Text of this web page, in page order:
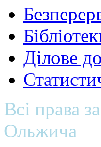
Ділове
Всі права
Ольжича